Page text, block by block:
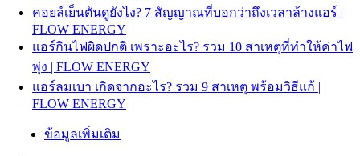
คอยล์เย็นตันดูยังไง? 7 สัญญาณที่บอกว่าถึงเวลาล้างแอร์ |
FLOW ENERGY
แอร์กินไฟผิดปกติ เพราะอะไร? รวม 10 สาเหตุที่ทำให้ค่าไฟ
พุ่ง | FLOW ENERGY
แอร์ลมเบา เกิดจากอะไร? รวม 9 สาเหตุ พร้อมวิธีแก้ |
FLOW ENERGY
ข้อมูลเพิ่มเติม